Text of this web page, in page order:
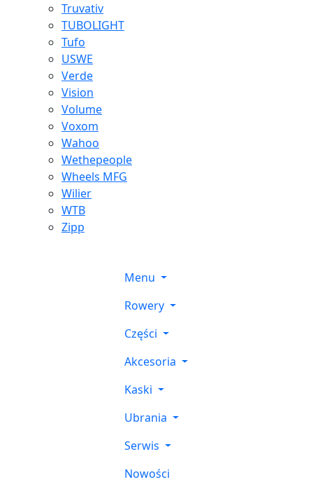
Truvativ
TUBOLIGHT
Tufo
USWE
Verde
Vision
Volume
Voxom
Wahoo
Wethepeople
Wheels MFG
Wilier
WTB
Zipp
Menu
Rowery
Części
Akcesoria
Kaski
Ubrania
Serwis
Nowości